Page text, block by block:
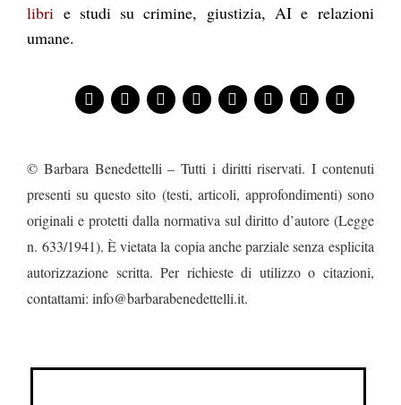
libri e studi su crimine, giustizia, AI e relazioni
umane.
© Barbara Benedettelli – Tutti i diritti riservati. I contenuti
presenti su questo sito (testi, articoli, approfondimenti) sono
originali e protetti dalla normativa sul diritto d’autore (Legge
n. 633/1941). È vietata la copia anche parziale senza esplicita
autorizzazione scritta. Per richieste di utilizzo o citazioni,
contattami: info@barbarabenedettelli.it.